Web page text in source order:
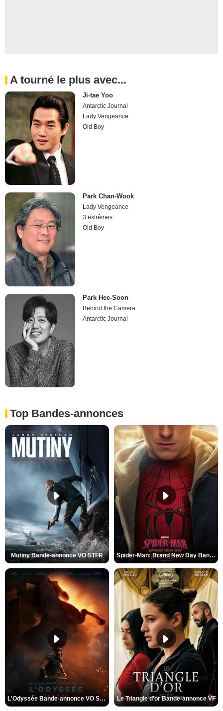
A tourné le plus avec...
Ji-tae Yoo
Antarctic Journal
Lady Vengeance
Old Boy
Park Chan-Wook
Lady Vengeance
3 extrêmes
Old Boy
Park Hee-Soon
Behind the Camera
Antarctic Journal
Top Bandes-annonces
Mutiny Bande-annonce VO STFR Spider-Man: Brand New Day Bande-annonce VO STFR
L'Odyssée Bande-annonce VO STFR Le Triangle d'or Bande-annonce VF